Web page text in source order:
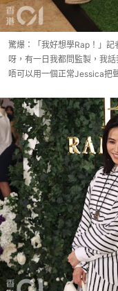
驚爆：「我好想學Rap！」
呀，有一日我都問監製，我
唔可以用一個正常Jessica把